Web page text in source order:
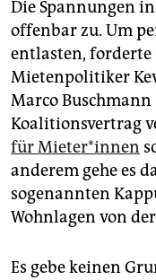
Die Spannungen
offenbar zu. Um
entlasten, forderte
Mietenpolitiker
Marco Buschmann
Koalitionsvertrag
für Mie­te­r*in­nen
anderem gehe es
sogenannten
Wohnlagen von
Es gebe keinen